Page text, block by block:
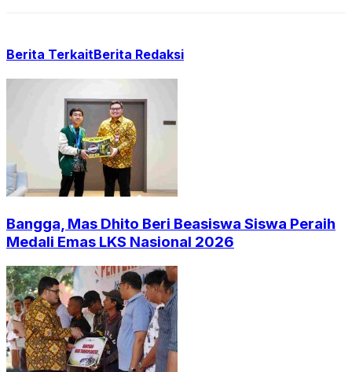
Berita TerkaitBerita Redaksi
Bangga, Mas Dhito Beri Beasiswa Siswa Peraih
Medali Emas LKS Nasional 2026